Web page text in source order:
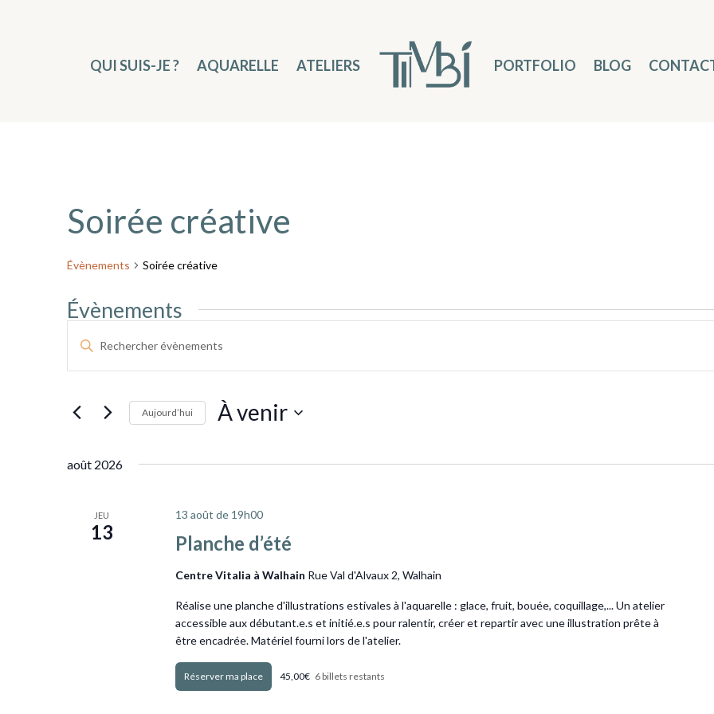
QUI SUIS-JE ? AQUARELLE ATELIERS PORTFOLIO BLOG
Soirée créative
Évènements Soirée créative
Évènements
et
navigation
vues
Saisir
Rechercher
par
Aujourd’hui À venir
une
août 2026
JEU
13 Planche d’été
13 août de 19h00
Centre Vitalia à Walhain Rue Val d'Alvaux 2, Walhain
Réalise une planche d'illustrations estivales à l'aquarelle : glace, fruit, bouée, coquillage,... Un atelier
accessible aux débutant.e.s et initié.e.s pour ralentir, créer et repartir avec une illustration prête à
être encadrée. Matériel fourni lors de l'atelier.
Obtenir Billets 45,00€ 6 billets restants